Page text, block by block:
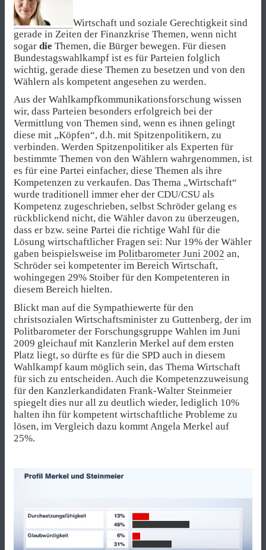
Wirtschaft und soziale Gerechtigkeit sind
gerade in Zeiten der Finanzkrise Themen, wenn nicht
sogar die Themen, die Bürger bewegen. Für diesen
Bundestagswahlkampf ist es für Parteien folglich
wichtig, gerade diese Themen zu besetzen und von den
Wählern als kompetent angesehen zu werden.
Aus der Wahlkampfkommunikationsforschung wissen
wir, dass Parteien besonders erfolgreich bei der
Vermittlung von Themen sind, wenn es ihnen gelingt
diese mit „Köpfen“, d.h. mit Spitzenpolitikern, zu
verbinden. Werden Spitzenpolitiker als Experten für
bestimmte Themen von den Wählern wahrgenommen, ist
es für eine Partei einfacher, diese Themen als ihre
Kompetenzen zu verkaufen. Das Thema „Wirtschaft“
wurde traditionell immer eher der CDU/CSU als
Kompetenz zugeschrieben, selbst Schröder gelang es
rückblickend nicht, die Wähler davon zu überzeugen,
dass er bzw. seine Partei die richtige Wahl für die
Lösung wirtschaftlicher Fragen sei: Nur 19% der Wähler
gaben beispielsweise im Politbarometer Juni 2002 an,
Schröder sei kompetenter im Bereich Wirtschaft,
wohingegen 29% Stoiber für den Kompetenteren in
diesem Bereich hielten.
Blickt man auf die Sympathiewerte für den
christsozialen Wirtschaftsminister zu Guttenberg, der im
Politbarometer der Forschungsgruppe Wahlen im Juni
2009 gleichauf mit Kanzlerin Merkel auf dem ersten
Platz liegt, so dürfte es für die SPD auch in diesem
Wahlkampf kaum möglich sein, das Thema Wirtschaft
für sich zu entscheiden. Auch die Kompetenzzuweisung
für den Kanzlerkandidaten Frank-Walter Steinmeier
spiegelt dies nur all zu deutlich wieder, lediglich 10%
halten ihn für kompetent wirtschaftliche Probleme zu
lösen, im Vergleich dazu kommt Angela Merkel auf
25%.